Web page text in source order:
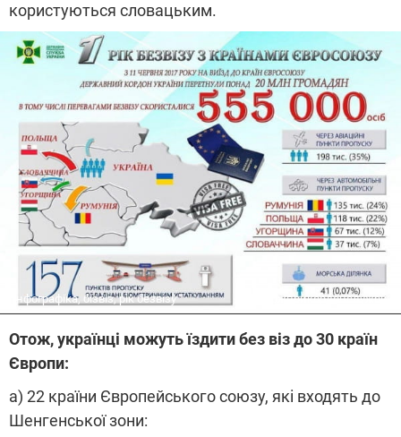
користуються словацьким.
інфографіка, бізвіз, рік безвізу Держприкордонслужби
Отож, українці можуть їздити без віз до 30 країн
Європи:
а) 22 країни Європейського союзу, які входять до
Шенгенської зони: